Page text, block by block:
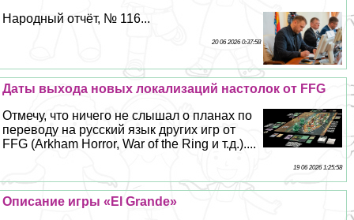
Народный отчёт, № 116...
20 06 2026 0:37:58
Даты выхода новых локализаций настолок от FFG
Отмечу, что ничего не слышал о планах по
переводу на русский язык других игр от
FFG (Arkham Horror, War of the Ring и т.д.)....
19 06 2026 1:25:58
Описание игры «El Grande»